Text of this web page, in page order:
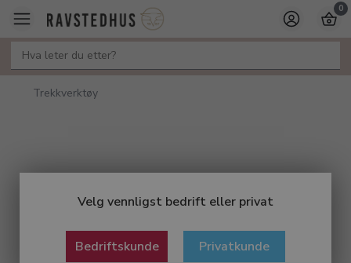
Velg vennligst bedrift eller privat
Bedriftskunde Privatkunde
0
Trekkverktøy